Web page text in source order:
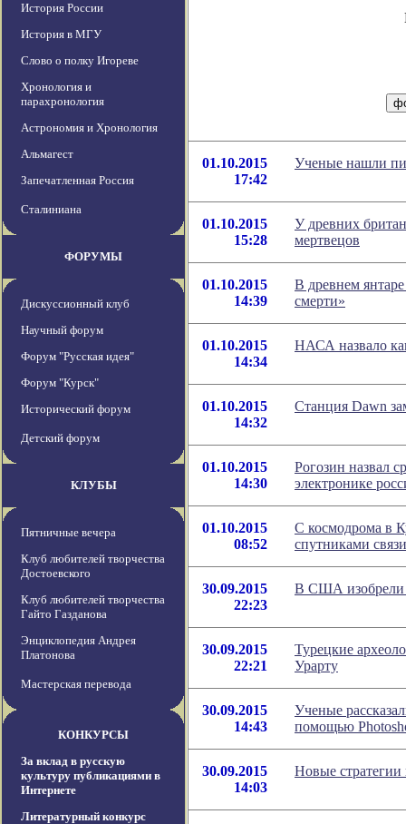
История России
История в МГУ
Слово о полку Игореве
Хронология и
парахронология
Астрономия и Хронология
Альмагест
Запечатленная Россия
Сталиниана
ФОРУМЫ
Дискуссионный клуб
Научный форум
Форум "Русская идея"
Форум "Курск"
Исторический форум
Детский форум
КЛУБЫ
Пятничные вечера
Клуб любителей творчества
Достоевского
Клуб любителей творчества
Гайто Газданова
Энциклопедия Андрея
Платонова
Мастерская перевода
КОНКУРСЫ
За вклад в русскую
культуру публикациями в
Интернете
Литературный конкурс
01.10.2015
17:42
Ученые нашли
01.10.2015
15:28
У древних
мертвецов
01.10.2015
14:39
В древнем
смерти»
01.10.2015
14:34
НАСА назвало
01.10.2015
14:32
Станция Dawn
01.10.2015
14:30
Рогозин назвал
электронике
01.10.2015
08:52
С космодрома в
спутниками связи
30.09.2015
22:23
В США изобрели
30.09.2015
22:21
Турецкие
Урарту
30.09.2015
14:43
Ученые
помощью
30.09.2015
14:03
Новые стратегии